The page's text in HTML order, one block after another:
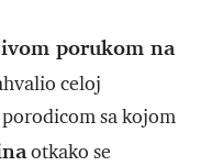
porukom na
celoj
sa kojom
otkako se